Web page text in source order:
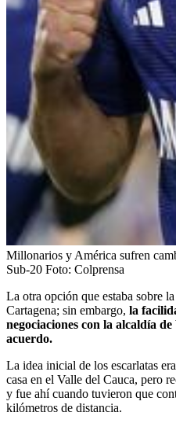
Millonarios y América sufren
Sub-20 Foto: Colprensa
La otra opción que estaba sobre
Cartagena; sin embargo, la
negociaciones con la alcaldía
acuerdo.
La idea inicial de los escarlatas
casa en el Valle del Cauca, pero
y fue ahí cuando tuvieron que
kilómetros de distancia.